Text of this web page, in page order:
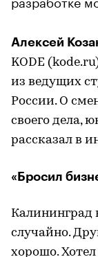
Алексей
KODE
из ведущих
России. О
своего дела,
рассказал в
«Бросил
Калининград
случайно.
хорошо.